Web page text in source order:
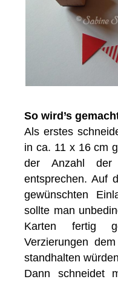
Sowird’s
Als erstes
in ca. 11 x 16 cm
der Anzahl der
entsprechen. Auf
gewünschten
sollte man
Karten fertig
Verzierungen
standhalten
Dann schneidet